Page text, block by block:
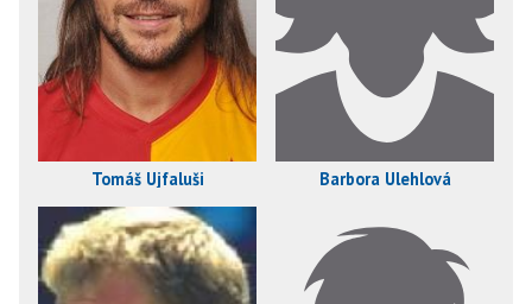
Tomáš Ujfaluši Barbora Úlehlová